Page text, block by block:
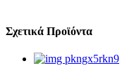
Σχετικά Προϊόντα